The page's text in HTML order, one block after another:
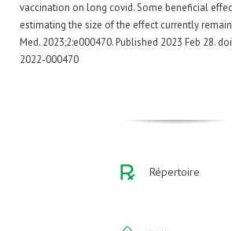
vaccination on long covid. Some beneficial
estimating the size of the effect currently
Med. 2023;2:e000470. Published 2023 Feb 28.
2022-000470
Répertoire